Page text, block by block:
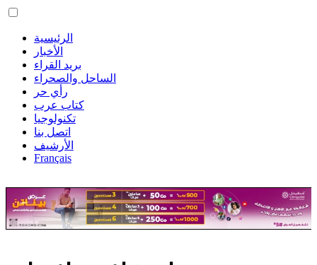
الرئيسية
الأخبار
بريد القراء
الساحل والصحراء
رأي حر
كتاب عرب
تكنولوجيا
اتصل بنا
الأرشيف
Français